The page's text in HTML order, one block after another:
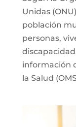
Unidas
población
personas,
información
la Salud